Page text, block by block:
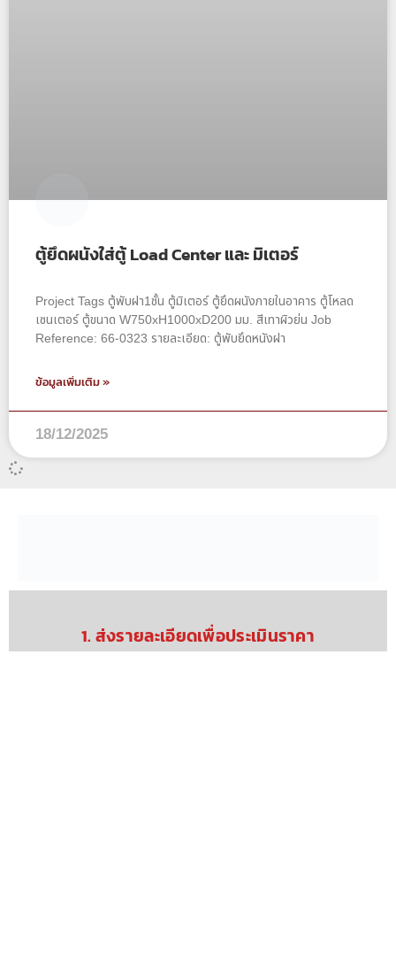
ตู้ยึดผนังใส่ตู้ Load Center และ มิเตอร์
Project Tags ตู้พับฝา1ชั้น ตู้มิเตอร์ ตู้ยึดผนังภายในอาคาร ตู้โหลด
เซนเตอร์ ตู้ขนาด W750xH1000xD200 มม. สีเทาผิวย่น Job
Reference: 66-0323 รายละเอียด: ตู้พับยึดหนังฝา
ข้อมูลเพิ่มเติม »
18/12/2025
1. ส่งรายละเอียดเพื่อประเมินราคา